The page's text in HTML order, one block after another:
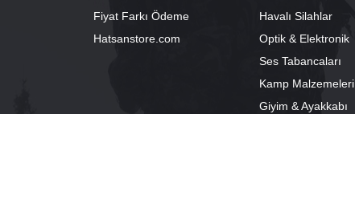
Fiyat Farkı Ödeme
Hatsanstore.com
Havalı Silahlar
Optik & Elektronik
Ses Tabancaları
Kamp Malzemeleri
Giyim & Ayakkabı